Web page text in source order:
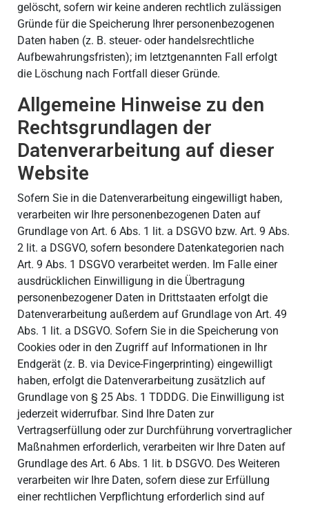
gelöscht, sofern wir keine anderen rechtlich zulässigen
Gründe für die Speicherung Ihrer personenbezogenen
Daten haben (z. B. steuer- oder handelsrechtliche
Aufbewahrungsfristen); im letztgenannten Fall erfolgt
die Löschung nach Fortfall dieser Gründe.
Allgemeine Hinweise zu den
Rechtsgrundlagen der
Datenverarbeitung auf dieser
Website
Sofern Sie in die Datenverarbeitung eingewilligt haben,
verarbeiten wir Ihre personenbezogenen Daten auf
Grundlage von Art. 6 Abs. 1 lit. a DSGVO bzw. Art. 9 Abs.
2 lit. a DSGVO, sofern besondere Datenkategorien nach
Art. 9 Abs. 1 DSGVO verarbeitet werden. Im Falle einer
ausdrücklichen Einwilligung in die Übertragung
personenbezogener Daten in Drittstaaten erfolgt die
Datenverarbeitung außerdem auf Grundlage von Art. 49
Abs. 1 lit. a DSGVO. Sofern Sie in die Speicherung von
Cookies oder in den Zugriff auf Informationen in Ihr
Endgerät (z. B. via Device-Fingerprinting) eingewilligt
haben, erfolgt die Datenverarbeitung zusätzlich auf
Grundlage von § 25 Abs. 1 TDDDG. Die Einwilligung ist
jederzeit widerrufbar. Sind Ihre Daten zur
Vertragserfüllung oder zur Durchführung vorvertraglicher
Maßnahmen erforderlich, verarbeiten wir Ihre Daten auf
Grundlage des Art. 6 Abs. 1 lit. b DSGVO. Des Weiteren
verarbeiten wir Ihre Daten, sofern diese zur Erfüllung
einer rechtlichen Verpflichtung erforderlich sind auf